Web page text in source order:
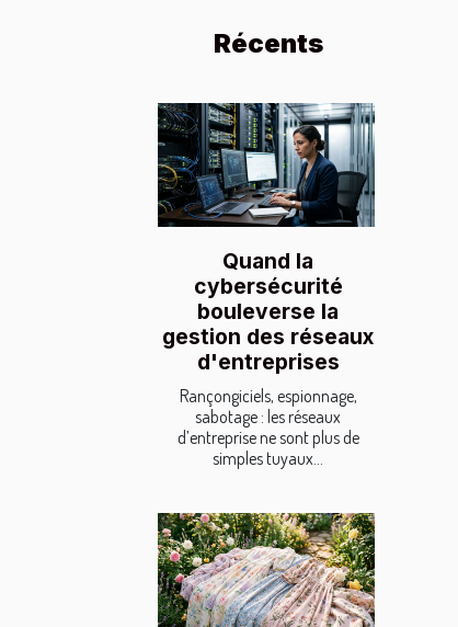
Récents
Quand la
cybersécurité
bouleverse la
gestion des réseaux
d'entreprises
Rançongiciels, espionnage,
sabotage : les réseaux
d’entreprise ne sont plus de
simples tuyaux...